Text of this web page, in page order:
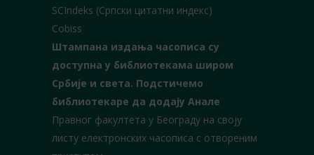
SCIndeks (Српски цитатни индекс)
Cobiss
Штампана издања часописа су
доступна у библиотекама широм
Србије и света. Подстичемо
библиотекаре да додају Анале
Правног факултета у Београду на своју
листу електронских часописа с отвореним